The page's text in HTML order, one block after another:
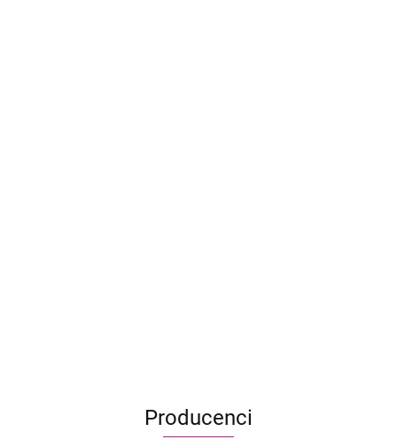
Producenci